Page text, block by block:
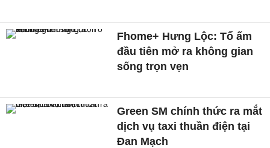
Fhome+ Hưng Lộc: Tổ ấm
đầu tiên mở ra không gian
sống trọn vẹn
Green SM chính thức ra mắt
dịch vụ taxi thuần điện tại
Đan Mạch